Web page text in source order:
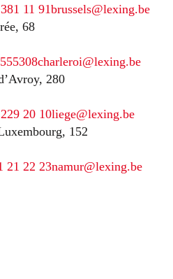
11 91brussels@lexing.be
68
charleroi@lexing.be
280
20 10liege@lexing.be
152
21 22 23namur@lexing.be